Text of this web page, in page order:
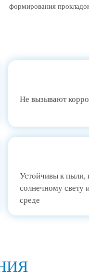
формирования
Не вызывают
Устойчивы к пыли,
солнечному свету
среде